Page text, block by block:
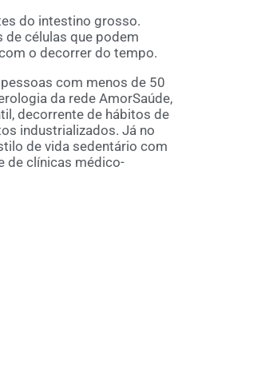
do intestino grosso.
de células que podem
o decorrer do tempo.
com menos de 50
da rede AmorSaúde,
decorrente de hábitos de
industrializados. Já no
de vida sedentário com
de clínicas médico-